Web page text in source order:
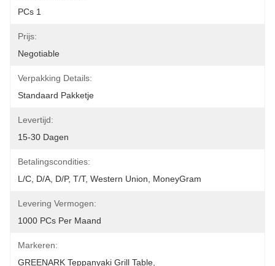
PCs 1
Prijs:
Negotiable
Verpakking Details:
Standaard Pakketje
Levertijd:
15-30 Dagen
Betalingscondities:
L/C, D/A, D/P, T/T, Western Union, MoneyGram
Levering Vermogen:
1000 PCs Per Maand
Markeren:
GREENARK Teppanyaki Grill Table